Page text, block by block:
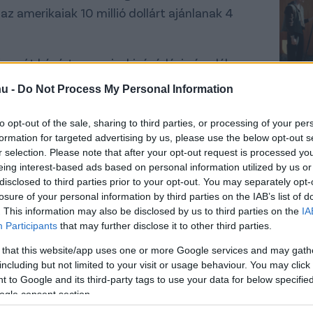
- Do Not Process My Personal Information
opt-out of the sale, sharing to third parties, or processing of your
for targeted advertising by us, please use the below opt-out
selection. Please note that after your opt-out request is processed
interest-based ads based on personal information utilized by us
to third parties prior to your opt-out. You may separately
of your personal information by third parties on the IAB’s list of
This information may also be disclosed by us to third parties on the
Participants that may further disclose it to other third parties.
that this website/app uses one or more Google services and may
but not limited to your visit or usage behaviour. You may
to Google and its third-party tags to use your data for below
consent section.
amerikaiak 10 millió dollárt ajánlanak 4
kér érte, ennyi a kivásárlási záradék a
a kérő. Uzuni tájékoztatta a
Granada ebbe nem egyezett bele.
feszültté vált a klub és a
napokban - nagyjából
(fizikai problémákra
várhatóan a Burgos elleni,
bajnokin sem lép majd